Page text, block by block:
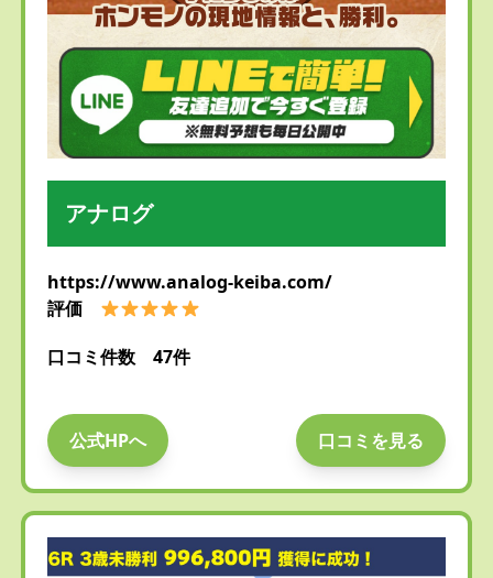
アナログ
https://www.analog-keiba.com/
評価
口コミ件数 47件
公式HPへ 口コミを見る